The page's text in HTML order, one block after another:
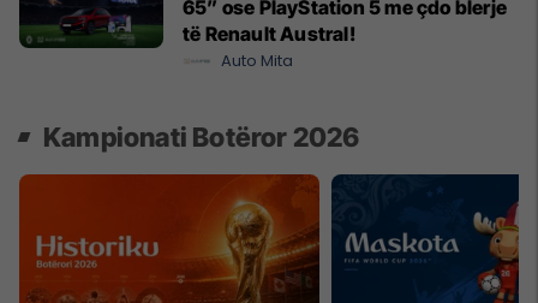
65” ose PlayStation 5 me çdo blerje
të Renault Austral!
Auto Mita
Kampionati Botëror 2026